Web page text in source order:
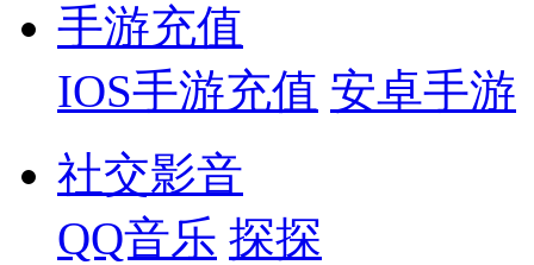
手游充值
IOS手游充值 安卓手游
社交影音
QQ音乐 探探